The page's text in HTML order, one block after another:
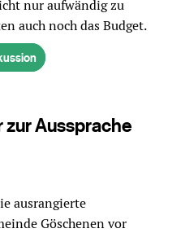
nur aufwändig zu
auch noch das Budget.
Aussprache
ausrangierte
Göschenen vor